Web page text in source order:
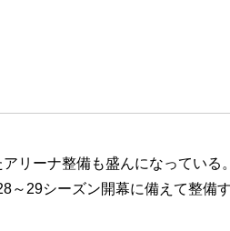
リーナ整備も盛んになっている
～29シーズン開幕に備えて整備